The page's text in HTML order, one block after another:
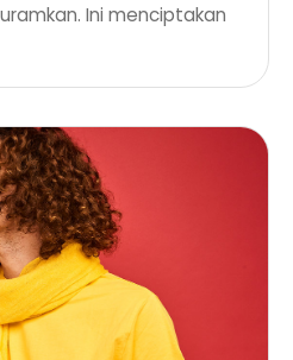
Ini menciptakan